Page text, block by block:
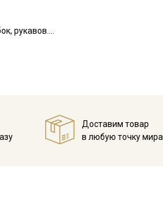
рукавов.
подушек, пледов. Подойдет для
Доставим товар
в любую точку мира